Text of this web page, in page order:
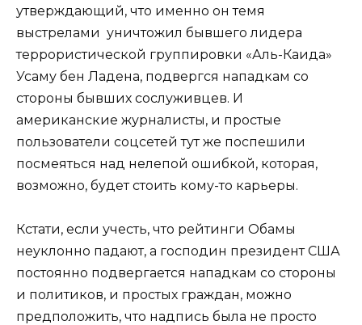
утверждающий, что именно он темя
выстрелами уничтожил бывшего лидера
террористической группировки «Аль-Каида»
Усаму бен Ладена, подвергся нападкам со
стороны бывших сослуживцев. И
американские журналисты, и простые
пользователи соцсетей тут же поспешили
посмеяться над нелепой ошибкой, которая,
возможно, будет стоить кому-то карьеры.
Кстати, если учесть, что рейтинги Обамы
неуклонно падают, а господин президент США
постоянно подвергается нападкам со стороны
и политиков, и простых граждан, можно
предположить, что надпись была не просто